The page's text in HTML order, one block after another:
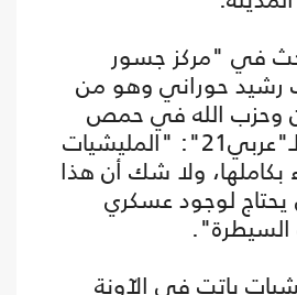
في "مركز جسور
رشيد حوراني وهو من
وحزب الله في حمص
بـ"القوي"، وقال لـ"عربي21": "المليشيات
ولا شك أن هذا
يحتاج لوجود عسكري
السيطرة".
باتت في الآونة